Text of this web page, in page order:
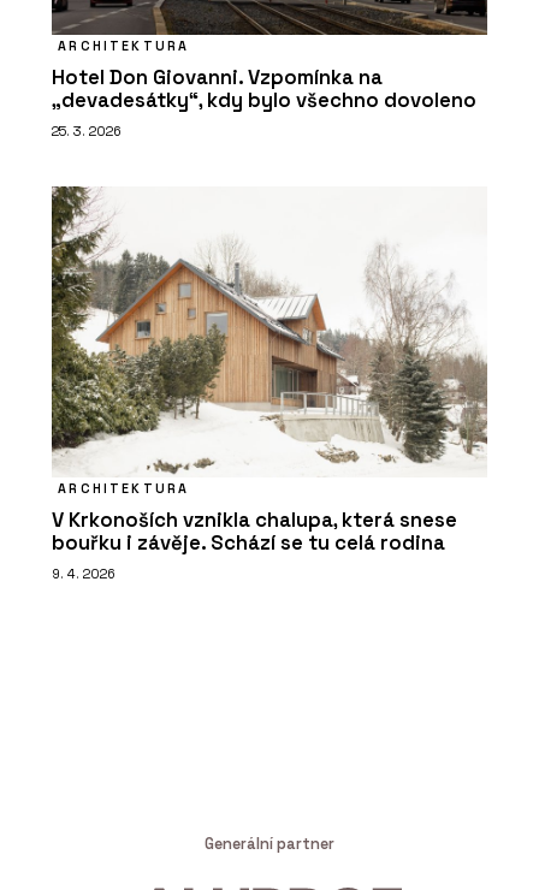
ARCHITEKTURA
Hotel Don Giovanni. Vzpomínka na
„devadesátky“, kdy bylo všechno dovoleno
25. 3. 2026
ARCHITEKTURA
V Krkonoších vznikla chalupa, která snese
bouřku i závěje. Schází se tu celá rodina
9. 4. 2026
Generální partner